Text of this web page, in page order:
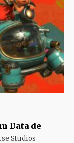
Data de
Studios